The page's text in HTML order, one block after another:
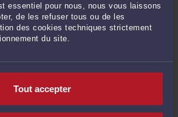
essentiel pour nous, nous vous laissons
de les refuser tous ou de les
des cookies techniques strictement
du site.
Tout accepter